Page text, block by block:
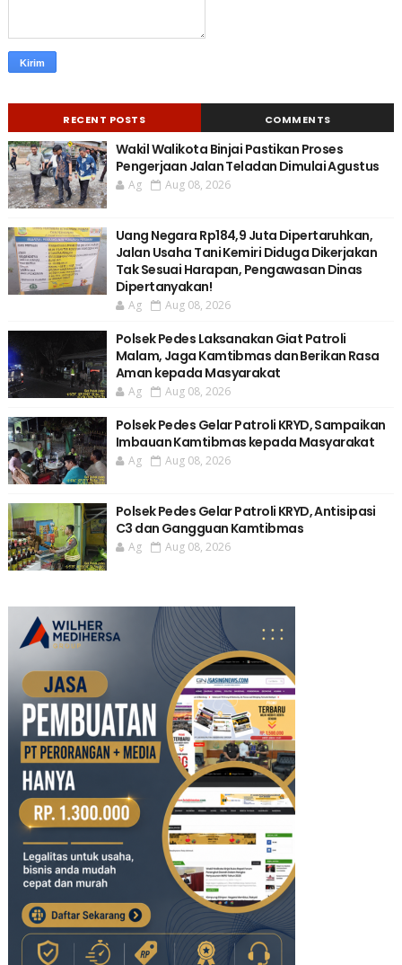
RECENT POSTS COMMENTS
Wakil Walikota Binjai Pastikan Proses
Pengerjaan Jalan Teladan Dimulai Agustus
Ag Aug 08, 2026
Uang Negara Rp184,9 Juta Dipertaruhkan,
Jalan Usaha Tani Kemiri Diduga Dikerjakan
Tak Sesuai Harapan, Pengawasan Dinas
Dipertanyakan!
Ag Aug 08, 2026
Polsek Pedes Laksanakan Giat Patroli
Malam, Jaga Kamtibmas dan Berikan Rasa
Aman kepada Masyarakat
Ag Aug 08, 2026
Polsek Pedes Gelar Patroli KRYD, Sampaikan
Imbauan Kamtibmas kepada Masyarakat
Ag Aug 08, 2026
Polsek Pedes Gelar Patroli KRYD, Antisipasi
C3 dan Gangguan Kamtibmas
Ag Aug 08, 2026